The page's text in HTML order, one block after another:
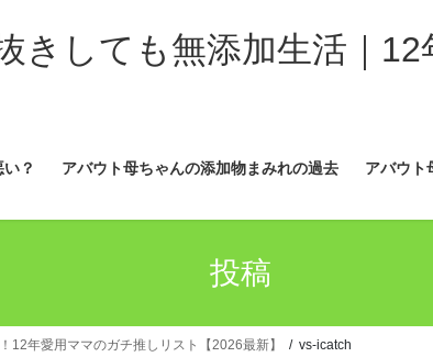
きしても無添加生活｜
？ アバウト母ちゃんの添加物まみれの過去 アバウト
投稿
12年愛用ママのガチ推しリスト【2026最新】 vs-icatch